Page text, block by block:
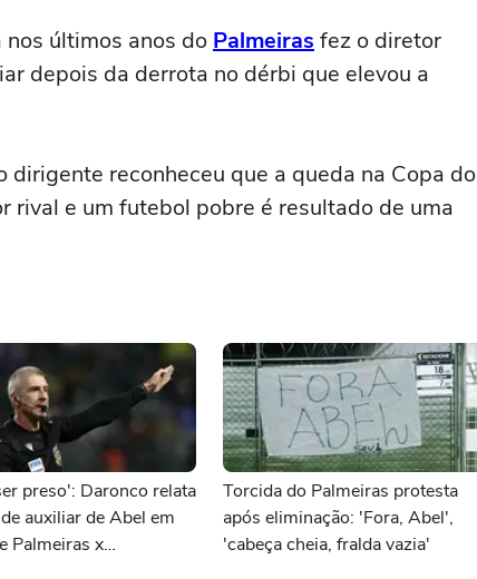
últimos anos do Palmeiras fez o diretor
depois da derrota no dérbi que elevou a
reconheceu que a queda na Copa do
rival e um futebol pobre é resultado de uma
preso': Daronco relata
auxiliar de Abel em
Palmeiras x
Torcida do Palmeiras protesta
após eliminação: 'Fora, Abel',
'cabeça cheia, fralda vazia'